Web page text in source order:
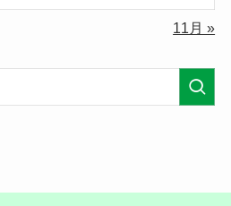
11月 »